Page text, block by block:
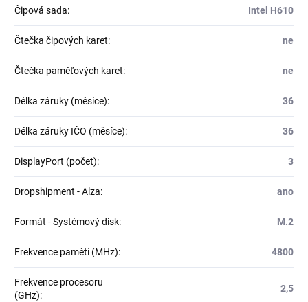
Čipová sada: Intel H610
Čtečka čipových karet: ne
Čtečka paměťových karet: ne
Délka záruky (měsíce): 36
Délka záruky IČO (měsíce): 36
DisplayPort (počet): 3
Dropshipment - Alza: ano
Formát - Systémový disk: M.2
Frekvence pamětí (MHz): 4800
Frekvence procesoru
(GHz):
2,5